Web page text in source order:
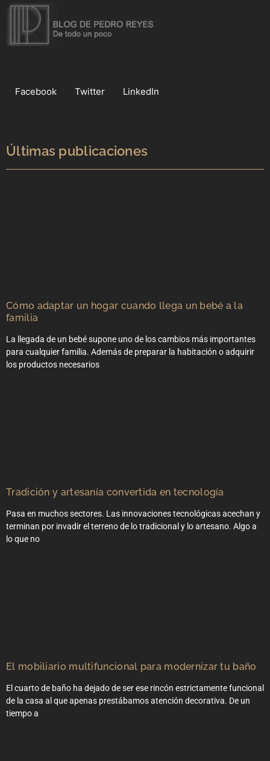
Facebook Twitter LinkedIn
Últimas publicaciones
Cómo adaptar un hogar cuando llega un bebé a la
familia
La llegada de un bebé supone uno de los cambios más importantes
para cualquier familia. Además de preparar la habitación o adquirir
los productos necesarios
Tradición y artesanía convertida en tecnología
Pasa en muchos sectores. Las innovaciones tecnológicas acechan y
terminan por invadir el terreno de lo tradicional y lo artesano. Algo a
lo que no
El mobiliario multifuncional para modernizar tu baño
El cuarto de baño ha dejado de ser ese rincón estrictamente funcional
de la casa al que apenas prestábamos atención decorativa. De un
tiempo a